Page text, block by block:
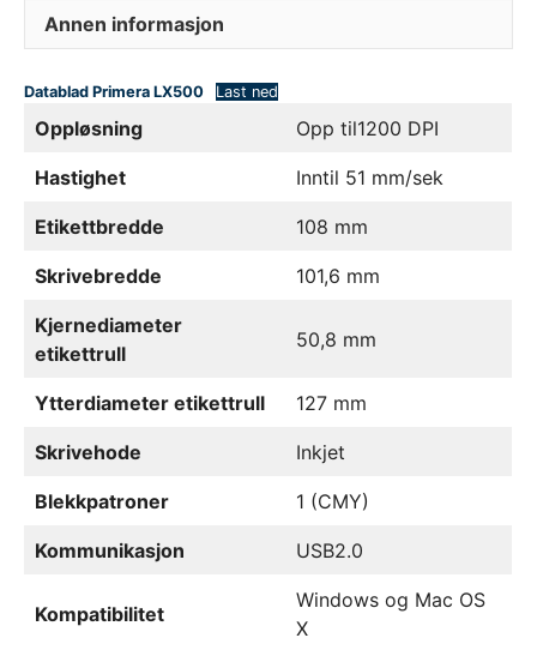
Annen informasjon
Datablad Primera LX500 Last ned
Oppløsning Opp til1200 DPI
Hastighet Inntil 51 mm/sek
Etikettbredde 108 mm
Skrivebredde 101,6 mm
Kjernediameter
etikettrull
50,8 mm
Ytterdiameter etikettrull 127 mm
Skrivehode Inkjet
Blekkpatroner 1 (CMY)
Kommunikasjon USB2.0
Kompatibilitet
Windows og Mac OS
X